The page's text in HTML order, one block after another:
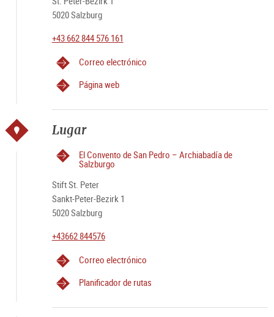
5020 Salzburg
+43 662 844 576 161
Correo electrónico
Página web
Lugar
El Convento de San Pedro – Archiabadía de
Salzburgo
Stift St. Peter
Sankt-Peter-Bezirk 1
5020 Salzburg
+43662 844576
Correo electrónico
Planificador de rutas